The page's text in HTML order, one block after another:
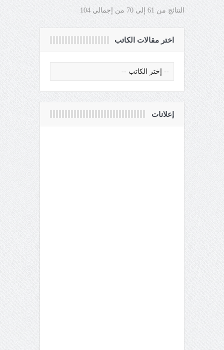
النتائج من 61 إلى 70 من إجمالي 104
اختر مقالات الكاتب
إعلانات